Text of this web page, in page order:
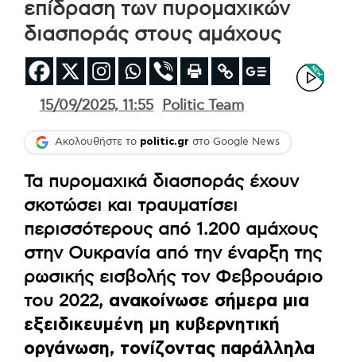
επίδραση των πυρομαχικών
διασποράς στους αμάχους
15/09/2025, 11:55 Politic Team
Ακολουθήστε το politic.gr στο Google News
Τα πυρομαχικά διασποράς έχουν
σκοτώσει και τραυματίσει
περισσότερους από 1.200 αμάχους
στην Ουκρανία από την έναρξη της
ρωσικής εισβολής τον Φεβρουάριο
του 2022, ανακοίνωσε σήμερα μια
εξειδικευμένη μη κυβερνητική
οργάνωση, τονίζοντας παράλληλα